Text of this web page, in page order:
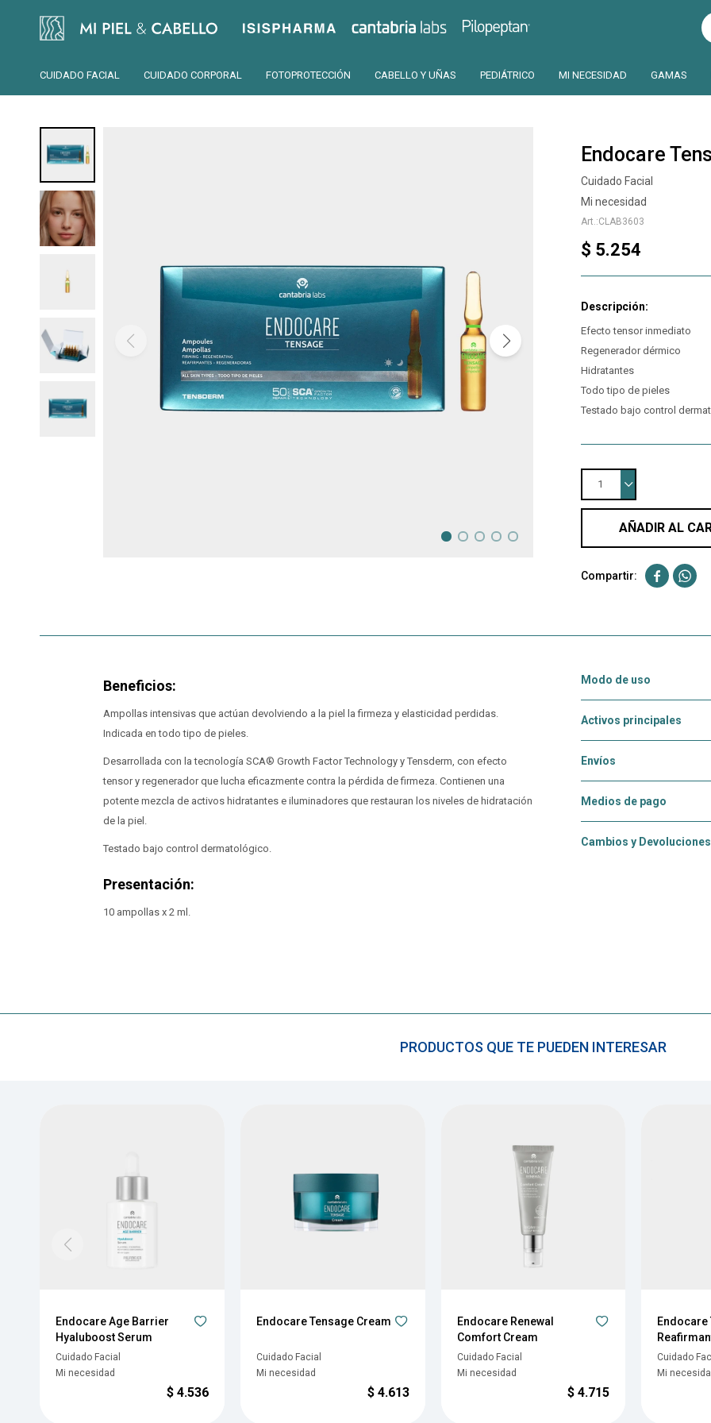
CUIDADO FACIAL CUIDADO CORPORAL FOTOPROTECCIÓN CABELLO Y UÑAS PEDIÁTRICO MI NECESIDAD GAMAS
Isispharma Cantabria Pilopeptan
Endocare
Cuidado Facial
Mi necesidad
CLAB3603
$ 5.254
Efecto tensor inmediato
Regenerador dérmico
Hidratantes
Todo tipo de pieles
Testado bajo control
1
AÑADIR AL
 
Beneficios:
Ampollas intensivas que actúan devolviendo a la piel la firmeza y elasticidad perdidas.
Indicada en todo tipo de pieles.
Desarrollada con la tecnología SCA® Growth Factor Technology y Tensderm, con efecto
tensor y regenerador que lucha eficazmente contra la pérdida de firmeza. Contienen una
potente mezcla de activos hidratantes e iluminadores que restauran los niveles de hidratación
de la piel.
Testado bajo control dermatológico.
Presentación:
10 ampollas x 2 ml.
Modo de uso
Activos principales
Envíos
Medios de pago
Cambios y Devoluciones
PRODUCTOS QUE TE PUEDEN INTERESAR
Endocare Age Barrier
Hyaluboost Serum
Cuidado Facial
Mi necesidad
$ 4.536
Endocare Tensage Cream
Cuidado Facial
Mi necesidad
$ 4.613
Endocare Renewal
Comfort Cream
Cuidado Facial
Mi necesidad
$ 4.715
Endocare
Cuidado
Mi